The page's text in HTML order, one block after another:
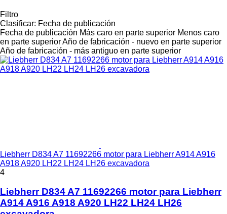
Filtro
Clasificar: Fecha de publicación
Fecha de publicación Más caro en parte superior Menos caro
en parte superiorAño de fabricación - nuevo en parte superior
Año de fabricación - más antiguo en parte superior
Liebherr D834 A7 11692266 motor para Liebherr A914 A916
A918 A920 LH22 LH24 LH26 excavadora
4
Liebherr D834 A7 11692266 motor para Liebherr
A914 A916 A918 A920 LH22 LH24 LH26